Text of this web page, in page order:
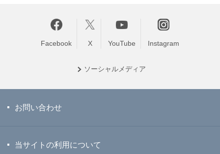
Facebook X YouTube Instagram
ソーシャル メディア
お問い合わせ
当サイトの利用について